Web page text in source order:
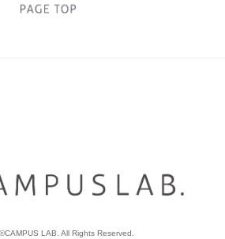
LAB. All Rights Reserved.